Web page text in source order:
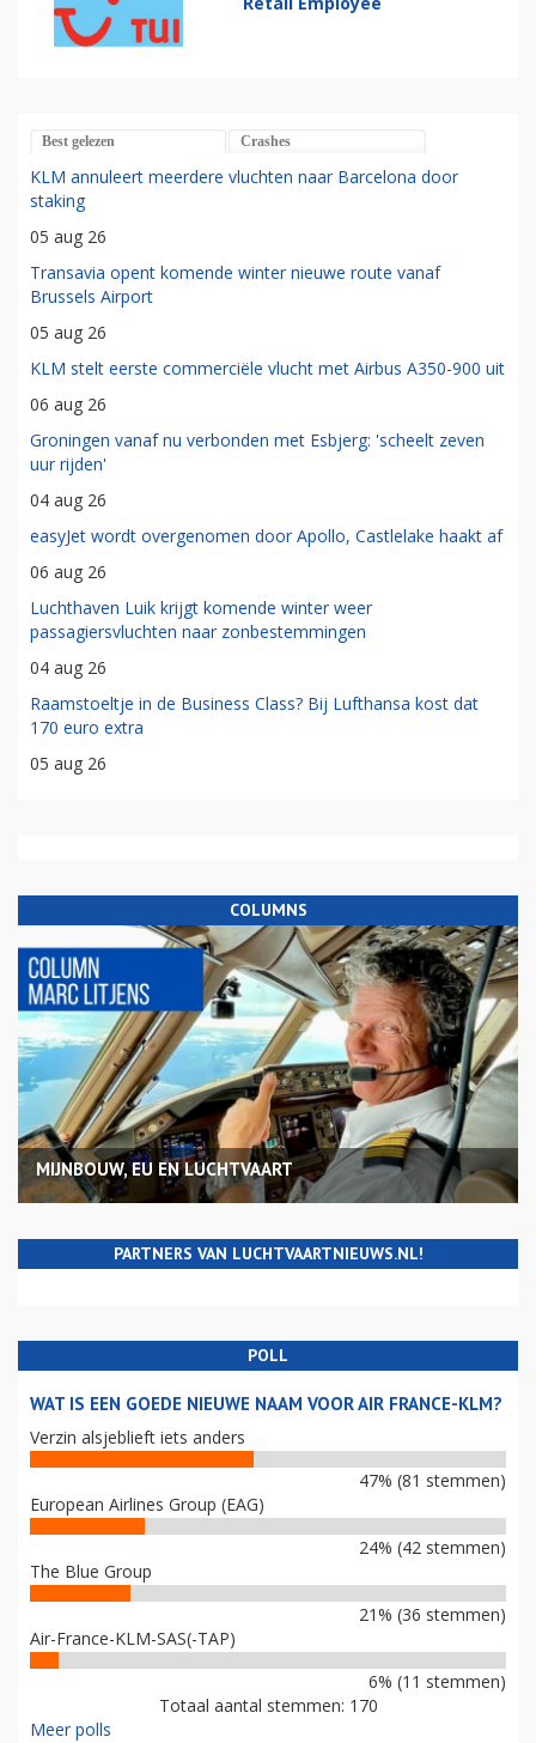
Best gelezen Crashes
KLM annuleert meerdere vluchten naar Barcelona door
staking
05 aug 26
Transavia opent komende winter nieuwe route vanaf
Brussels Airport
05 aug 26
KLM stelt eerste commerciële vlucht met Airbus A350-900 uit
06 aug 26
Groningen vanaf nu verbonden met Esbjerg: 'scheelt zeven
uur rijden'
04 aug 26
easyJet wordt overgenomen door Apollo, Castlelake haakt af
06 aug 26
Luchthaven Luik krijgt komende winter weer
passagiersvluchten naar zonbestemmingen
04 aug 26
Raamstoeltje in de Business Class? Bij Lufthansa kost dat
170 euro extra
05 aug 26
COLUMNS
MIJNBOUW, EU EN LUCHTVAART
PARTNERS VAN LUCHTVAARTNIEUWS.NL!
POLL
WAT IS EEN GOEDE NIEUWE NAAM VOOR AIR FRANCE-KLM?
Verzin alsjeblieft iets anders
47% (81 stemmen)
European Airlines Group (EAG)
24% (42 stemmen)
The Blue Group
21% (36 stemmen)
Air-France-KLM-SAS(-TAP)
6% (11 stemmen)
Totaal aantal stemmen: 170
Meer polls